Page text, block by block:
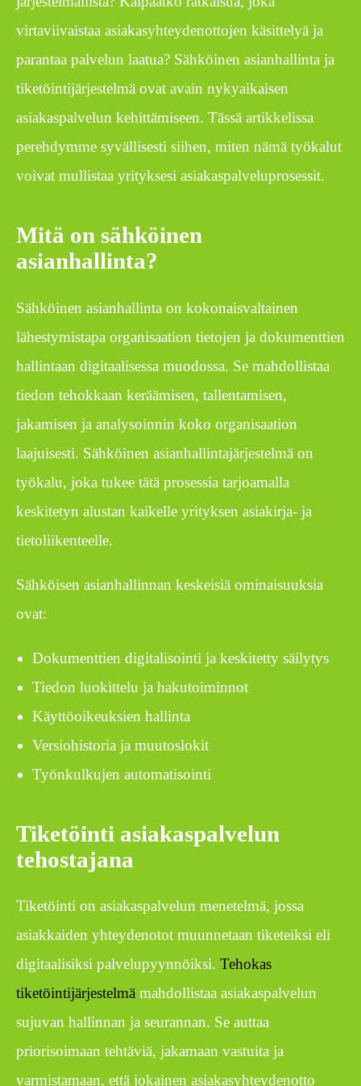
virtaviivaistaa asiakasyhteydenottojen käsittelyä ja
parantaa palvelun laatua? Sähköinen asianhallinta ja
tiketöintijärjestelmä ovat avain nykyaikaisen
asiakaspalvelun kehittämiseen. Tässä artikkelissa
perehdymme syvällisesti siihen, miten nämä työkalut
voivat mullistaa yrityksesi asiakaspalveluprosessit.
Mitä on sähköinen
asianhallinta?
Sähköinen asianhallinta on kokonaisvaltainen
lähestymistapa organisaation tietojen ja dokumenttien
hallintaan digitaalisessa muodossa. Se mahdollistaa
tiedon tehokkaan keräämisen, tallentamisen,
jakamisen ja analysoinnin koko organisaation
laajuisesti. Sähköinen asianhallintajärjestelmä on
työkalu, joka tukee tätä prosessia tarjoamalla
keskitetyn alustan kaikelle yrityksen asiakirja- ja
tietoliikenteelle.
Sähköisen asianhallinnan keskeisiä ominaisuuksia
ovat:
Dokumenttien digitalisointi ja keskitetty säilytys
Tiedon luokittelu ja hakutoiminnot
Käyttöoikeuksien hallinta
Versiohistoria ja muutoslokit
Työnkulkujen automatisointi
Tiketöinti asiakaspalvelun
tehostajana
Tiketöinti on asiakaspalvelun menetelmä, jossa
asiakkaiden yhteydenotot muunnetaan tiketeiksi eli
digitaalisiksi palvelupyynnöiksi. Tehokas
tiketöintijärjestelmä mahdollistaa asiakaspalvelun
sujuvan hallinnan ja seurannan. Se auttaa
priorisoimaan tehtäviä, jakamaan vastuita ja
varmistamaan, että jokainen asiakasyhteydenotto